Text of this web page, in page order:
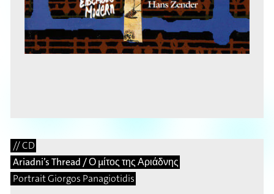
// CD
Ariadni’s Thread / Ο μίτος της Αριάδνης
Portrait Giorgos Panagiotidis